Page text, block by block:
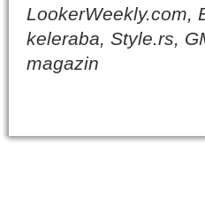
LookerWeekly.com,
keleraba, Style.rs,
magazin